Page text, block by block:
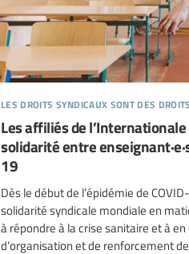
les droits syndicaux sont des
Les affiliés de
solidarité entre
19
Dès le début de l’épidémie de
solidarité syndicale mondiale en
à répondre à la crise sanitaire et à
d’organisation et de renforcement